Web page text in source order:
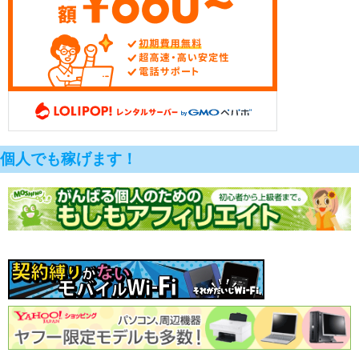
個人でも稼げます！